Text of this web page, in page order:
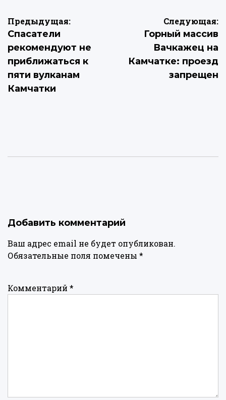
Навигация
по
записям
Предыдущая:
Спасатели
рекомендуют не
приближаться к
пяти вулканам
Камчатки
Следующая:
Горный массив
Вачкажец на
Камчатке: проезд
запрещен
Добавить комментарий
Ваш адрес email не будет опубликован.
Обязательные поля помечены *
Комментарий *